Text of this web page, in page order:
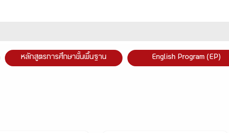
หลักสูตรการศึกษาขั้นพื้นฐาน English Program (EP)